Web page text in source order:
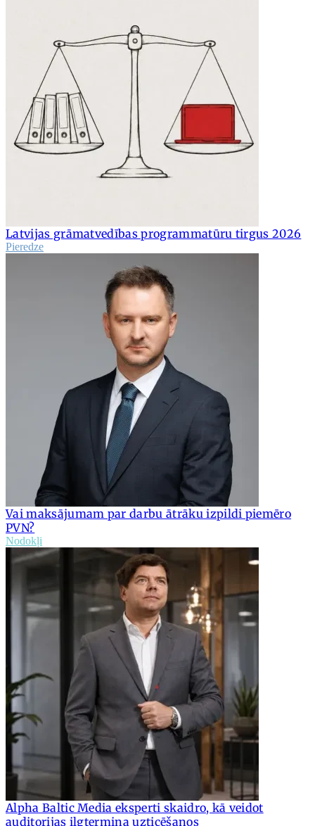
Latvijas grāmatvedības programmatūru tirgus 2026
Pieredze
Vai maksājumam par darbu ātrāku izpildi piemēro
PVN?
Nodokļi
Alpha Baltic Media eksperti skaidro, kā veidot
auditorijas ilgtermiņa uzticēšanos